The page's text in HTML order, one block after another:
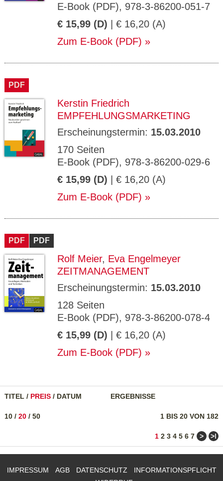
E-Book (PDF), 978-3-86200-051-7
€ 15,99 (D) | € 16,20 (A)
Zum E-Book (PDF)
PDF
Kerstin Friedrich
EMPFEHLUNGSMARKETING
Erscheinungstermin: 15.03.2010
170 Seiten
E-Book (PDF), 978-3-86200-029-6
€ 15,99 (D) | € 16,20 (A)
Zum E-Book (PDF)
PDF PDF
Rolf Meier, Eva Engelmeyer
ZEITMANAGEMENT
Erscheinungstermin: 15.03.2010
128 Seiten
E-Book (PDF), 978-3-86200-078-4
€ 15,99 (D) | € 16,20 (A)
Zum E-Book (PDF)
TITEL / PREIS / DATUM ERGEBNISSE
1 BIS 20 VON 182
10 / 20 / 50
1 2 3 4 5 6 7 > >ǀ
IMPRESSUM AGB DATENSCHUTZ
INFORMATIONSPFLICHT